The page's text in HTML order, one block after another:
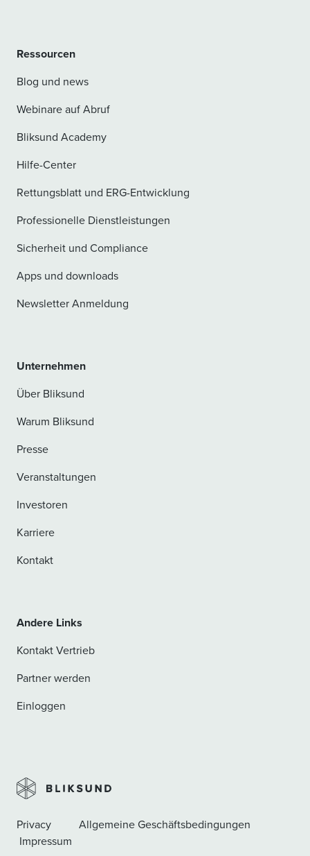
Ressourcen
Blog und news
Webinare auf Abruf
Bliksund Academy
Hilfe-Center
Rettungsblatt und ERG-Entwicklung
Professionelle Dienstleistungen
Sicherheit und Compliance
Apps und downloads
Newsletter Anmeldung
Unternehmen
Über Bliksund
Warum Bliksund
Presse
Veranstaltungen
Investoren
Karriere
Kontakt
Andere Links
Kontakt Vertrieb
Partner werden
Einloggen
Privacy
Allgemeine Geschäftsbedingungen
Impressum